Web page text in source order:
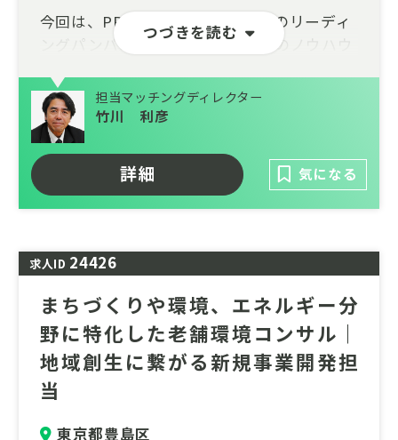
つづきを読む
今回は、PPP/PFIアドバイザリーのリーディ
ングパンパニーであり、民間企業のノウハウ
っている部門が、PPPコンサルタントの増員
を図ります。財政の制約や自治体職員の減少
などにより公共施設や公共サービスの維持が
困難になるなか、国が社会的課題を解決し成
長型経済を牽引する手段としてPPP（公民連
携）の取り組みは7ますます注目されていま
担当マッチングディレクター
竹川 利彦
詳細 気になる
求人ID 24426
まちづくりや環境、エネルギー分
野に特化した老舗環境コンサル｜
地域創生に繋がる新規事業開発担
当
東京都豊島区